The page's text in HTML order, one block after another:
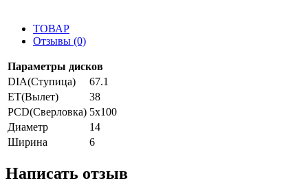
ТОВАР
Отзывы (0)
Параметры дисков
DIA(Ступица)
67.1
ET(Вылет)
38
PCD(Сверловка) 5x100
Диаметр
14
Ширина
6
Написать отзыв